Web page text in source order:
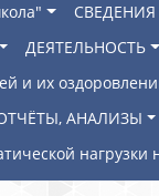
ДЕЯТЕЛЬНОСТЬ
и их
АНАЛИЗЫ
нагрузки